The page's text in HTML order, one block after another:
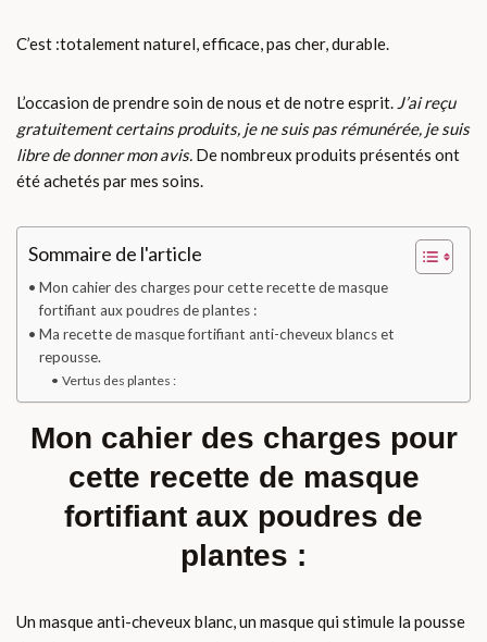
C’est :totalement naturel, efficace, pas cher, durable.
L’occasion de prendre soin de nous et de notre esprit. J’ai reçu
gratuitement certains produits, je ne suis pas rémunérée, je suis
libre de donner mon avis. De nombreux produits présentés ont
été achetés par mes soins.
Sommaire de l'article
Mon cahier des charges pour cette recette de masque
fortifiant aux poudres de plantes :
Ma recette de masque fortifiant anti-cheveux blancs et
repousse.
Vertus des plantes :
Mon cahier des charges pour
cette recette de masque
fortifiant aux poudres de
plantes :
Un masque anti-cheveux blanc, un masque qui stimule la pousse